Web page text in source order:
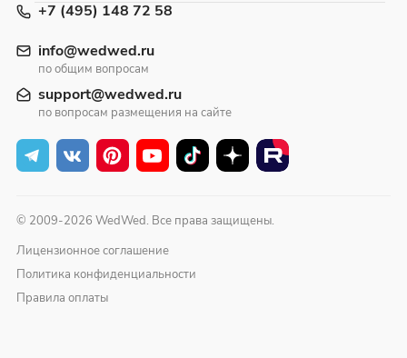
+7 (495) 148 72 58
info@wedwed.ru
по общим вопросам
support@wedwed.ru
по вопросам размещения на сайте
© 2009-2026 WedWed. Все права защищены.
Лицензионное соглашение
Политика конфиденциальности
Правила оплаты